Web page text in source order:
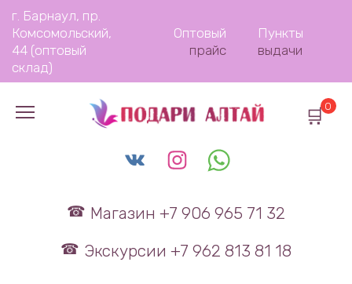
Перейти
содержанию
г. Барнаул, пр.
Комсомольский,
44 (оптовый
склад)
Оптовый
прайс
Пункты
выдачи
Магазин +7 906 965 71 32
Экскурсии +7 962 813 81 18
0